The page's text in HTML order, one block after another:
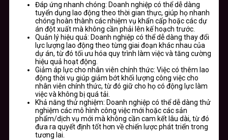
Đáp ứng nhanh chóng: Doanh nghiệp có thể dễ dàng
tuyển dụng lao động theo thời gian thực, giúp họ nhanh
chóng hoàn thành các nhiệm vụ khẩn cấp hoặc các dự
án đột xuất mà không cần phải lên kế hoạch trước.
Quản lý hiệu quả: Doanh nghiệp có thể dễ dàng thay đổi
lực lượng lao động theo từng giai đoạn khác nhau của
dự án, từ đó tối ưu hóa quy trình làm việc và tăng cường
hiệu quả hoạt động.
Giảm áp lực cho nhân viên chính thức: Việc có thêm lao
động thời vụ giúp giảm bớt khối lượng công việc cho
nhân viên chính thức, từ đó giữ cho họ có động lực làm
việc và không bị quá tải.
Khả năng thử nghiệm: Doanh nghiệp có thể dễ dàng thử
nghiệm các mô hình công việc mới hoặc các sản
phẩm/dịch vụ mới mà không cần cam kết lâu dài, từ đó
đưa ra quyết định tốt hơn về chiến lược phát triển trong
tương lai.